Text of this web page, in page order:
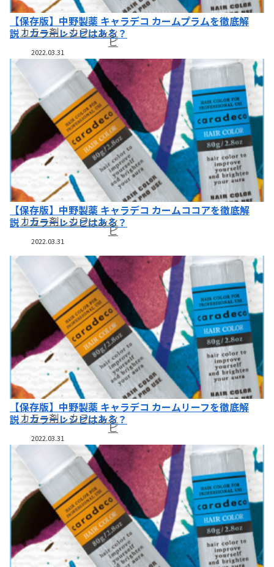
【保存版】中野製薬 キャラデコ カームプラムを徹底解
説！カラーレシピはある？
カラー剤・カラーレシ
ピ
2022.03.31
【保存版】中野製薬 キャラデコ カームココアを徹底解
説！カラーレシピはある？
カラー剤・カラーレシ
ピ
2022.03.31
【保存版】中野製薬 キャラデコ カームリーフを徹底解
説！カラーレシピはある？
カラー剤・カラーレシ
ピ
2022.03.31